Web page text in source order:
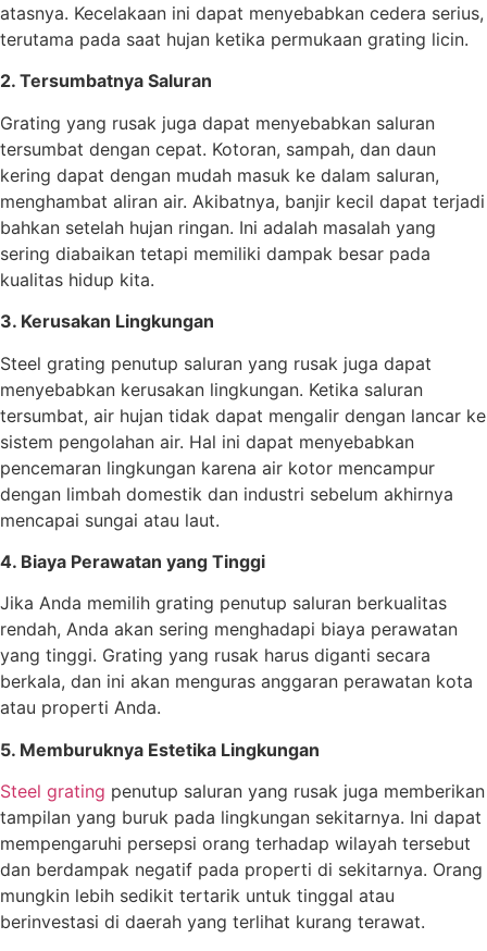
atasnya. Kecelakaan ini dapat menyebabkan cedera serius,
terutama pada saat hujan ketika permukaan grating licin.
2. Tersumbatnya Saluran
Grating yang rusak juga dapat menyebabkan saluran
tersumbat dengan cepat. Kotoran, sampah, dan daun
kering dapat dengan mudah masuk ke dalam saluran,
menghambat aliran air. Akibatnya, banjir kecil dapat terjadi
bahkan setelah hujan ringan. Ini adalah masalah yang
sering diabaikan tetapi memiliki dampak besar pada
kualitas hidup kita.
3. Kerusakan Lingkungan
Steel grating penutup saluran yang rusak juga dapat
menyebabkan kerusakan lingkungan. Ketika saluran
tersumbat, air hujan tidak dapat mengalir dengan lancar ke
sistem pengolahan air. Hal ini dapat menyebabkan
pencemaran lingkungan karena air kotor mencampur
dengan limbah domestik dan industri sebelum akhirnya
mencapai sungai atau laut.
4. Biaya Perawatan yang Tinggi
Jika Anda memilih grating penutup saluran berkualitas
rendah, Anda akan sering menghadapi biaya perawatan
yang tinggi. Grating yang rusak harus diganti secara
berkala, dan ini akan menguras anggaran perawatan kota
atau properti Anda.
5. Memburuknya Estetika Lingkungan
Steel grating penutup saluran yang rusak juga memberikan
tampilan yang buruk pada lingkungan sekitarnya. Ini dapat
mempengaruhi persepsi orang terhadap wilayah tersebut
dan berdampak negatif pada properti di sekitarnya. Orang
mungkin lebih sedikit tertarik untuk tinggal atau
berinvestasi di daerah yang terlihat kurang terawat.